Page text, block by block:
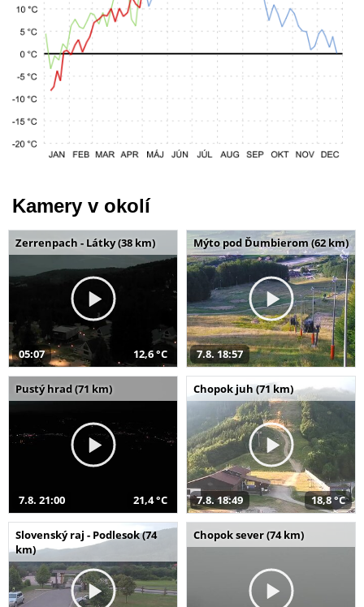
Kamery v okolí
Zerrenpach - Látky (38 km)
05:07 12,6 °C
Mýto pod Ďumbierom (62 km)
7.8. 18:57
Pustý hrad (71 km)
7.8. 21:00 21,4 °C
Chopok juh (71 km)
7.8. 18:49 18,8 °C
Slovenský raj - Podlesok (74
km)
Chopok sever (74 km)